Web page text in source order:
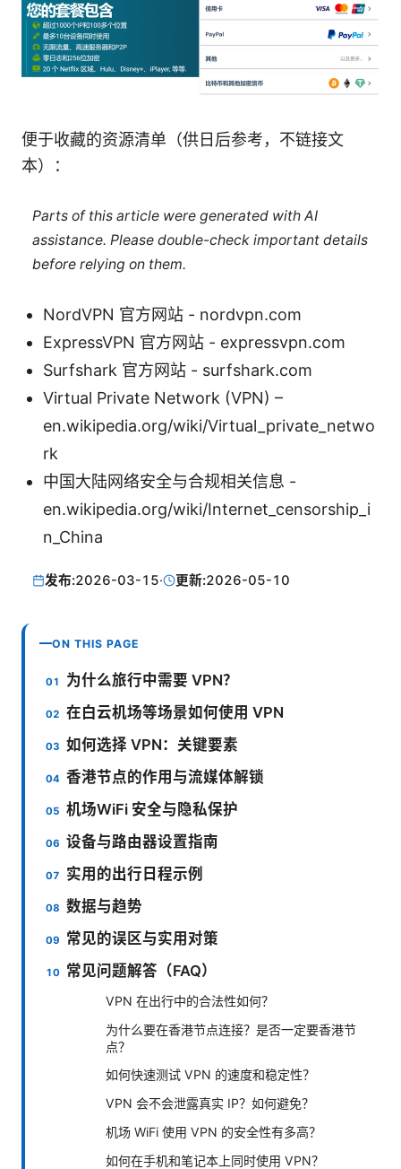
便于收藏的资源清单（供日后参考，不链接文
本）：
Parts of this article were generated with AI
assistance. Please double-check important details
before relying on them.
NordVPN 官方网站 - nordvpn.com
ExpressVPN 官方网站 - expressvpn.com
Surfshark 官方网站 - surfshark.com
Virtual Private Network (VPN) –
en.wikipedia.org/wiki/Virtual_private_netwo
rk
中国大陆网络安全与合规相关信息 -
en.wikipedia.org/wiki/Internet_censorship_i
n_China
发布:2026-03-15· 更新:2026-05-10
ON THIS PAGE
为什么旅行中需要 VPN？
在白云机场等场景如何使用 VPN
如何选择 VPN：关键要素
香港节点的作用与流媒体解锁
机场WiFi 安全与隐私保护
设备与路由器设置指南
实用的出行日程示例
数据与趋势
常见的误区与实用对策
常见问题解答（FAQ）
VPN 在出行中的合法性如何？
为什么要在香港节点连接？是否一定要香港节
点？
如何快速测试 VPN 的速度和稳定性？
VPN 会不会泄露真实 IP？如何避免？
机场 WiFi 使用 VPN 的安全性有多高？
如何在手机和笔记本上同时使用 VPN？